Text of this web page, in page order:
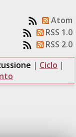
Atom
RSS 1.0
RSS 2.0
| Ciclo |